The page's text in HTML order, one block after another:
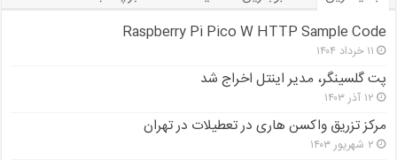
Raspberry Pi Pico W HTTP Sample Code
۱۱ خرداد ۱۴۰۴
پت گلسینگر، مدیر اینتل اخراج شد
۱۲ آذر ۱۴۰۳
مرکز تزریق واکسن هاری در تعطیلات در تهران
۲ شهریور ۱۴۰۳